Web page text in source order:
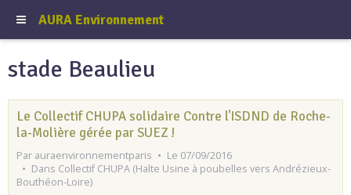
AURA Environnement
stade Beaulieu
Le Collectif CHUPA solidaire Contre l'ISDND de Roche-
la-Molière gérée par SUEZ !
Par auraenvironnementparis
Le 07/09/2016
Dans Collectif CHUPA (Halte Usine à poubelles vers Andrézieux-
Bouthéon-Loire)